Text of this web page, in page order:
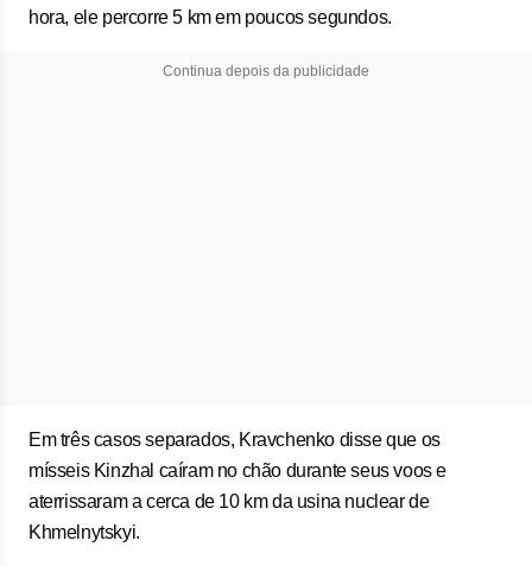
hora, ele percorre 5 km em poucos segundos.
Continua depois da publicidade
Em três casos separados, Kravchenko disse que os
mísseis Kinzhal caíram no chão durante seus voos e
aterrissaram a cerca de 10 km da usina ​nuclear de
Khmelnytskyi.